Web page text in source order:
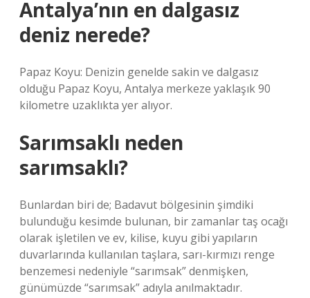
Antalya’nın en dalgasız
deniz nerede?
Papaz Koyu: Denizin genelde sakin ve dalgasız
olduğu Papaz Koyu, Antalya merkeze yaklaşık 90
kilometre uzaklıkta yer alıyor.
Sarımsaklı neden
sarımsaklı?
Bunlardan biri de; Badavut bölgesinin şimdiki
bulunduğu kesimde bulunan, bir zamanlar taş ocağı
olarak işletilen ve ev, kilise, kuyu gibi yapıların
duvarlarında kullanılan taşlara, sarı-kırmızı renge
benzemesi nedeniyle “sarımsak” denmişken,
günümüzde “sarımsak” adıyla anılmaktadır.